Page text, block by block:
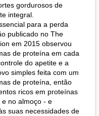
gordurosos de
integral.
para a perda
publicado no The
em 2015 observou
de proteína em cada
do apetite e a
simples feita com um
de proteína, então
ricos em proteínas
no almoço - e
suas necessidades de